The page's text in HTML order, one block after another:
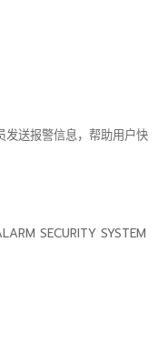
发送报警信息，帮助用户快
SECURITY SYSTEM